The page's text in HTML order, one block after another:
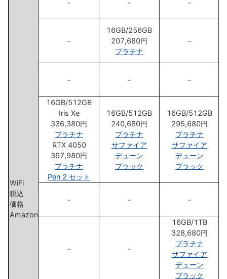
WiFi
税込
価格
Amazon
－ － －
－
16GB/256GB
207,680円
プラチナ
－
－ － －
16GB/512GB
Iris Xe
336,380円
プラチナ
RTX 4050
397,980円
プラチナ
Pen 2 セット
16GB/512GB
240,680円
プラチナ
サファイア
デューン
ブラック
16GB/512GB
295,680円
プラチナ
サファイア
デューン
ブラック
－ － －
－ －
16GB/1TB
328,680円
プラチナ
サファイア
デューン
ブラック